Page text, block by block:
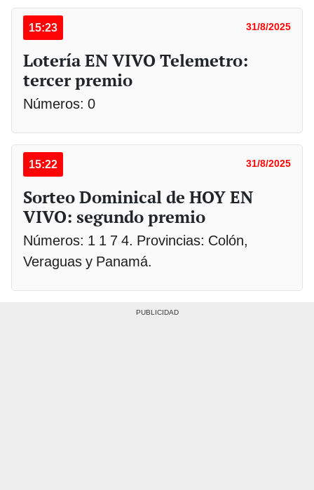
15:23 31/8/2025
Lotería EN VIVO Telemetro:
tercer premio
Números: 0
15:22 31/8/2025
Sorteo Dominical de HOY EN
VIVO: segundo premio
Números: 1 1 7 4. Provincias: Colón,
Veraguas y Panamá.